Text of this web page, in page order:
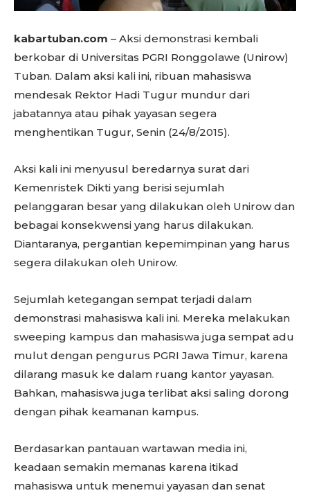
kabartuban.com – Aksi demonstrasi kembali
berkobar di Universitas PGRI Ronggolawe (Unirow)
Tuban. Dalam aksi kali ini, ribuan mahasiswa
mendesak Rektor Hadi Tugur mundur dari
jabatannya atau pihak yayasan segera
menghentikan Tugur, Senin (24/8/2015).
Aksi kali ini menyusul beredarnya surat dari
Kemenristek Dikti yang berisi sejumlah
pelanggaran besar yang dilakukan oleh Unirow dan
bebagai konsekwensi yang harus dilakukan.
Diantaranya, pergantian kepemimpinan yang harus
segera dilakukan oleh Unirow.
Sejumlah ketegangan sempat terjadi dalam
demonstrasi mahasiswa kali ini. Mereka melakukan
sweeping kampus dan mahasiswa juga sempat adu
mulut dengan pengurus PGRI Jawa Timur, karena
dilarang masuk ke dalam ruang kantor yayasan.
Bahkan, mahasiswa juga terlibat aksi saling dorong
dengan pihak keamanan kampus.
Berdasarkan pantauan wartawan media ini,
keadaan semakin memanas karena itikad
mahasiswa untuk menemui yayasan dan senat